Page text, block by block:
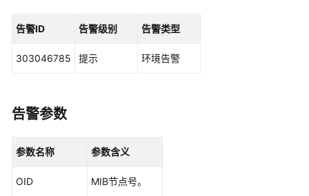
为
坤
案
华
乾
告警ID 告警级别 告警类型
303046785 提示 环境告警
告警参数
参数名称 参数含义
OID MIB节点号。